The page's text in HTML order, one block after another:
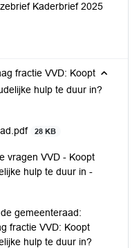
Kaderbrief 2025
fractie VVD: Koopt
hulp te duur in?
28 KB
vragen VVD - Koopt
hulp te duur in -
gemeenteraad:
fractie VVD: Koopt
hulp te duur in?